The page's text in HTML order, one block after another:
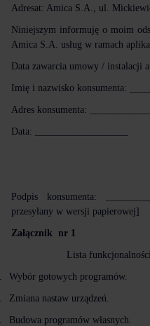
Adresat: Amica S.A., ul.
Niniejszym informuję o moim
Amica S.A. usług w ramach
Data zawarcia umowy / instalacji
Imię i nazwisko konsumenta:
Adres konsumenta:
Data: ___________________
Podpis konsumenta:
przesyłany w wersji papierowej]
Załącznik nr 1
Lista
Wybór gotowych programów.
Zmiana nastaw urządzeń.
Budowa programów własnych.